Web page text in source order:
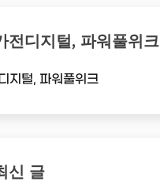
전디지털, 파워풀위크
신 글